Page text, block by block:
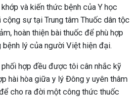
và kiến thức bệnh của Y học
sự tại Trung tâm Thuốc dân tộc
hoàn thiện bài thuốc để phù hợp
lý của người Việt hiện đại.
hợp đều được tôi cân nhắc kỹ
hài hòa giữa y lý Đông y uyên thâm
cho ra đời một công thức thuốc